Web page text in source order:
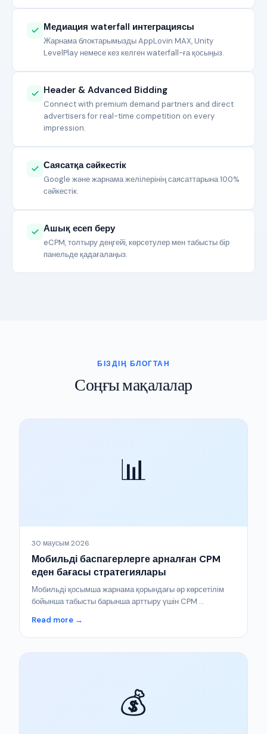
Медиация waterfall интеграциясы
Жарнама блоктарымызды AppLovin MAX, Unity
LevelPlay немесе кез келген waterfall-ға қосыңыз.
Header & Advanced Bidding
Connect with premium demand partners and direct
advertisers for real-time competition on every
impression.
Саясатқа сәйкестік
Google және жарнама желілерінің саясаттарына 100%
сәйкестік.
Ашық есеп беру
eCPM, толтыру деңгейі, көрсетулер мен табысты бір
панельде қадағалаңыз.
БІЗДІҢ БЛОГТАН
Соңғы мақалалар
📊
30 маусым 2026
Мобильді баспагерлерге арналған CPM
еден бағасы стратегиялары
Мобильді қосымша жарнама қорындағы әр көрсетілім
бойынша табысты барынша арттыру үшін CPM ...
Read more →
💰